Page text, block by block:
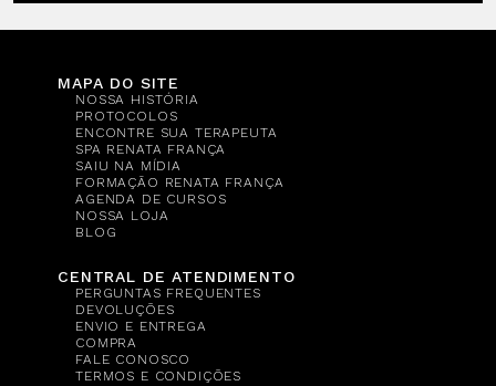
MAPA DO SITE
NOSSA HISTÓRIA
PROTOCOLOS
ENCONTRE SUA TERAPEUTA
SPA RENATA FRANÇA
SAIU NA MÍDIA
FORMAÇÃO RENATA FRANÇA
AGENDA DE CURSOS
NOSSA LOJA
BLOG
CENTRAL DE ATENDIMENTO
PERGUNTAS FREQUENTES
DEVOLUÇÕES
ENVIO E ENTREGA
COMPRA
FALE CONOSCO
TERMOS E CONDIÇÕES